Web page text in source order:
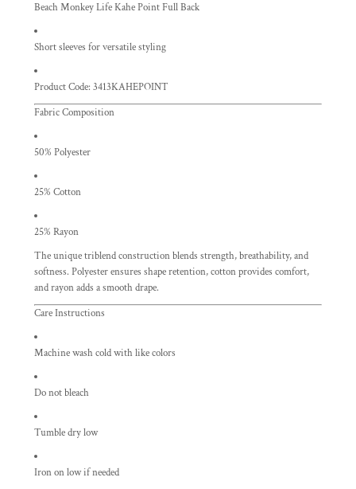
Beach Monkey Life Kahe Point Full Back
Short sleeves for versatile styling
Product Code: 3413KAHEPOINT
Fabric Composition
50% Polyester
25% Cotton
25% Rayon
The unique triblend construction blends strength, breathability, and
softness. Polyester ensures shape retention, cotton provides comfort,
and rayon adds a smooth drape.
Care Instructions
Machine wash cold with like colors
Do not bleach
Tumble dry low
Iron on low if needed